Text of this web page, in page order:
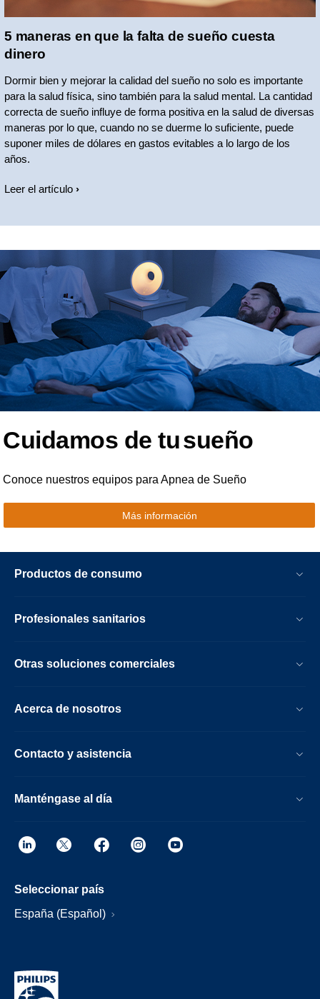
5 maneras en que la falta de sueño cuesta
dinero
Dormir bien y mejorar la calidad del sueño no solo es importante
para la salud física, sino también para la salud mental. La cantidad
correcta de sueño influye de forma positiva en la salud de diversas
maneras por lo que, cuando no se duerme lo suficiente, puede
suponer miles de dólares en gastos evitables a lo largo de los
años.
Leer el artículo
Cuidamos de tusueño
Conoce nuestros equipos para Apnea de Sueño
Más información
Productos de consumo
Profesionales sanitarios
Otras soluciones comerciales
Acerca de nosotros
Contacto y asistencia
Manténgase al día
Seleccionar país
España (Español)